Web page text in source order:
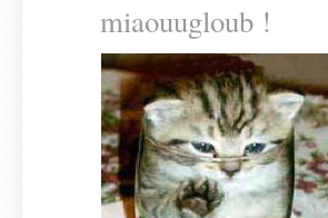
miaouugloub !